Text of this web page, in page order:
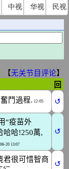
中视 华视 民视